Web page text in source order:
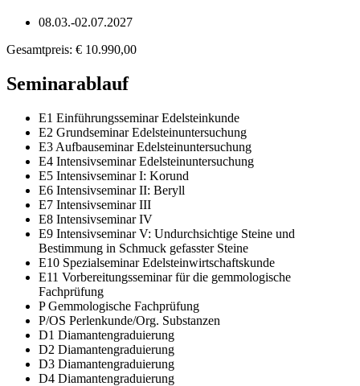
08.03.-02.07.2027
Gesamtpreis: € 10.990,00
Seminarablauf
E1 Einführungsseminar Edelsteinkunde
E2 Grundseminar Edelsteinuntersuchung
E3 Aufbauseminar Edelsteinuntersuchung
E4 Intensivseminar Edelsteinuntersuchung
E5 Intensivseminar I: Korund
E6 Intensivseminar II: Beryll
E7 Intensivseminar III
E8 Intensivseminar IV
E9 Intensivseminar V: Undurchsichtige Steine und
Bestimmung in Schmuck gefasster Steine
E10 Spezialseminar Edelsteinwirtschaftskunde
E11 Vorbereitungsseminar für die gemmologische
Fachprüfung
P Gemmologische Fachprüfung
P/OS Perlenkunde/Org. Substanzen
D1 Diamantengraduierung
D2 Diamantengraduierung
D3 Diamantengraduierung
D4 Diamantengraduierung